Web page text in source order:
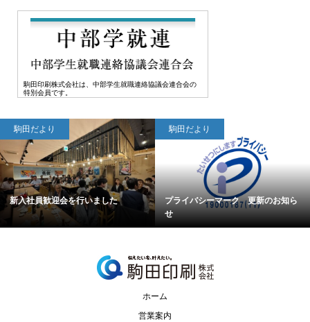
駒田印刷株式会社は、中部学生就職連絡協議会連合会の
特別会員です。
駒田だより
新入社員歓迎会を行いました
駒田だより
プライバシーマーク 更新のお知ら
せ
ホーム
営業案内